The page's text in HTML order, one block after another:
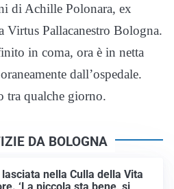
di Achille Polonara, ex
Virtus Pallacanestro Bologna.
in coma, ora è in netta
dall’ospedale.
tra qualche giorno.
DA BOLOGNA
nella Culla della Vita
‘La piccola sta bene, si